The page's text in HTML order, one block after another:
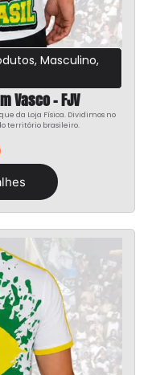
, Masculino,
Vasco – FJV
da Loja Física. Dividimos no
território brasileiro.